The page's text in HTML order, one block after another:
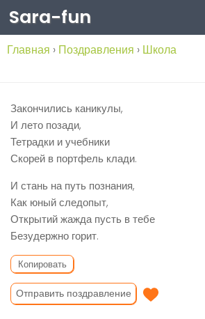
Skip to content
Sara-fun
Главная › Поздравления › Школа
Закончились каникулы,
И лето позади,
Тетрадки и учебники
Скорей в портфель клади.
И стань на путь познания,
Как юный следопыт,
Открытий жажда пусть в тебе
Безудержно горит.
Копировать
Отправить поздравление